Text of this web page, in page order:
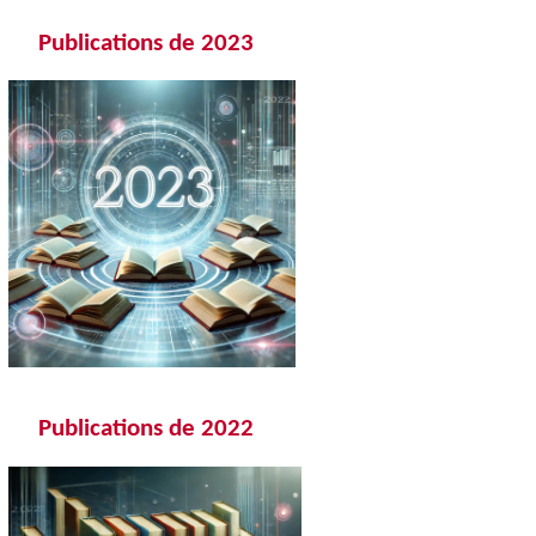
Publications de 2023
Publications de 2022